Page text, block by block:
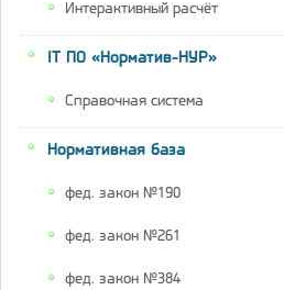
Интерактивный расчёт
IT ПО «Норматив-НУР»
Справочная система
Нормативная база
фед. закон №190
фед. закон №261
фед. закон №384